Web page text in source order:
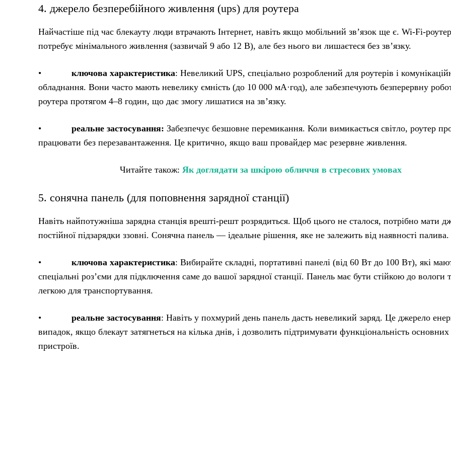
4. джерело безперебійного живлення (ups) для роутера
Найчастіше під час блекауту люди втрачають Інтернет, навіть якщо мобільний зв’язок ще є. Wi-Fi-роутер
потребує мінімального живлення (зазвичай 9 або 12 В), але без нього ви лишаєтеся без зв’язку.
• ключова характеристика: Невеликий UPS, спеціально розроблений для роутерів і
обладнання. Вони часто мають невелику ємність (до 10 000 мА·год), але забезпечують безперервну
роутера протягом 4–8 годин, що дає змогу лишатися на зв’язку.
• реальне застосування: Забезпечує безшовне перемикання. Коли вимикається світло, роутер
працювати без перезавантаження. Це критично, якщо ваш провайдер має резервне живлення.
Читайте також: Як доглядати за шкірою обличчя в стресових умовах
5. сонячна панель (для поповнення зарядної станції)
Навіть найпотужніша зарядна станція врешті-решт розрядиться. Щоб цього не сталося, потрібно мати
постійної підзарядки ззовні. Сонячна панель — ідеальне рішення, яке не залежить від наявності палива.
• ключова характеристика: Вибирайте складні, портативні панелі (від 60 Вт до 100 Вт), які
спеціальні роз’єми для підключення саме до вашої зарядної станції. Панель має бути стійкою до вологи
легкою для транспортування.
• реальне застосування: Навіть у похмурий день панель дасть невеликий заряд. Це джерело
випадок, якщо блекаут затягнеться на кілька днів, і дозволить підтримувати функціональність основних
пристроїв.